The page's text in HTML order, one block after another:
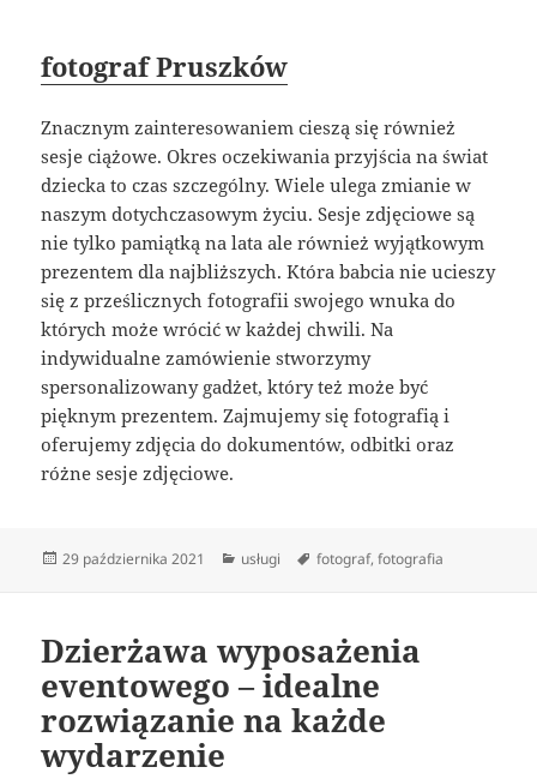
fotograf Pruszków
Znacznym zainteresowaniem cieszą się również
sesje ciążowe. Okres oczekiwania przyjścia na świat
dziecka to czas szczególny. Wiele ulega zmianie w
naszym dotychczasowym życiu. Sesje zdjęciowe są
nie tylko pamiątką na lata ale również wyjątkowym
prezentem dla najbliższych. Która babcia nie ucieszy
się z prześlicznych fotografii swojego wnuka do
których może wrócić w każdej chwili. Na
indywidualne zamówienie stworzymy
spersonalizowany gadżet, który też może być
pięknym prezentem. Zajmujemy się fotografią i
oferujemy zdjęcia do dokumentów, odbitki oraz
różne sesje zdjęciowe.
Data
29 października 2021 Kategorie
usługi Tagi
fotograf,fotografia
Dzierżawa wyposażenia
eventowego – idealne
rozwiązanie na każde
wydarzenie